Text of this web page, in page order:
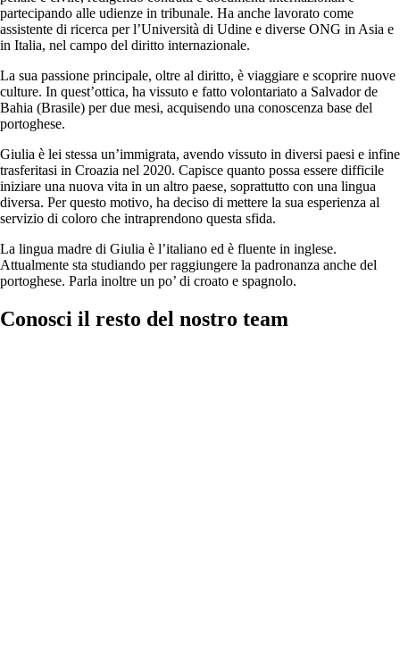
partecipando alle udienze in tribunale. Ha anche lavorato come
assistente di ricerca per l’Università di Udine e diverse ONG in Asia e
in Italia, nel campo del diritto internazionale.
La sua passione principale, oltre al diritto, è viaggiare e scoprire nuove
culture. In quest’ottica, ha vissuto e fatto volontariato a Salvador de
Bahia (Brasile) per due mesi, acquisendo una conoscenza base del
portoghese.
Giulia è lei stessa un’immigrata, avendo vissuto in diversi paesi e infine
trasferitasi in Croazia nel 2020. Capisce quanto possa essere difficile
iniziare una nuova vita in un altro paese, soprattutto con una lingua
diversa. Per questo motivo, ha deciso di mettere la sua esperienza al
servizio di coloro che intraprendono questa sfida.
La lingua madre di Giulia è l’italiano ed è fluente in inglese.
Attualmente sta studiando per raggiungere la padronanza anche del
portoghese. Parla inoltre un po’ di croato e spagnolo.
Conosci il resto del nostro team